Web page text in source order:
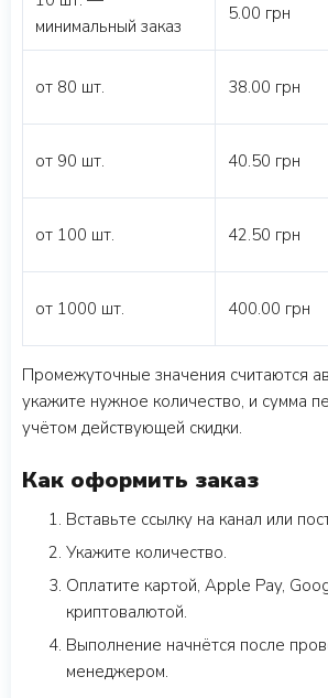
минимальный заказ
5.00 грн
от 80 шт. 38.00 грн
от 90 шт. 40.50 грн
от 100 шт. 42.50 грн
от 1000 шт. 400.00 грн
Промежуточные значения считаются
укажите нужное количество, и сумма
учётом действующей скидки.
Как оформить заказ
Вставьте ссылку на канал или
Укажите количество.
Оплатите картой, Apple Pay,
криптовалютой.
Выполнение начнётся после
менеджером.